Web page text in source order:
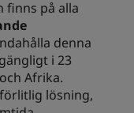
finns på alla
denna
i 23
Afrika.
lösning,